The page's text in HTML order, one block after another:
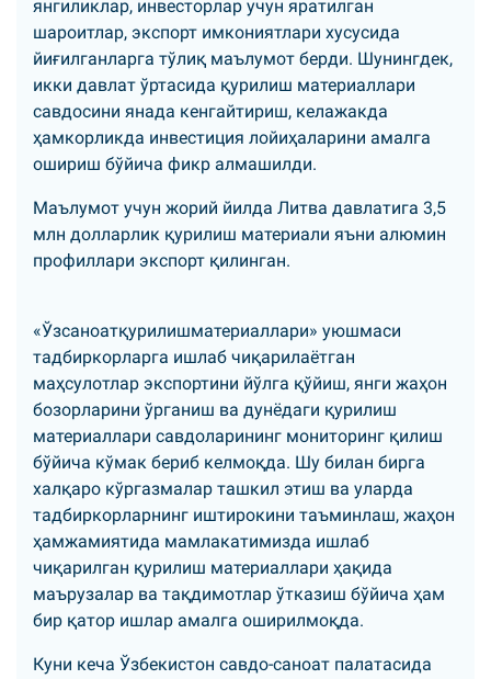
янгиликлар, инвесторлар учун яратилган
шароитлар, экспорт имкониятлари хусусида
йиғилганларга тўлиқ маълумот берди. Шунингдек,
икки давлат ўртасида қурилиш материаллари
савдосини янада кенгайтириш, келажакда
ҳамкорликда инвестиция лойиҳаларини амалга
ошириш бўйича фикр алмашилди.
Маълумот учун жорий йилда Литва давлатига 3,5
млн долларлик қурилиш материали яъни алюмин
профиллари экспорт қилинган.
«Ўзсаноатқурилишматериаллари» уюшмаси
тадбиркорларга ишлаб чиқарилаётган
маҳсулотлар экспортини йўлга қўйиш, янги жаҳон
бозорларини ўрганиш ва дунёдаги қурилиш
материаллари савдоларининг мониторинг қилиш
бўйича кўмак бериб келмоқда. Шу билан бирга
халқаро кўргазмалар ташкил этиш ва уларда
тадбиркорларнинг иштирокини таъминлаш, жаҳон
ҳамжамиятида мамлакатимизда ишлаб
чиқарилган қурилиш материаллари ҳақида
маърузалар ва тақдимотлар ўтказиш бўйича ҳам
бир қатор ишлар амалга оширилмоқда.
Куни кеча Ўзбекистон савдо-саноат палатасида